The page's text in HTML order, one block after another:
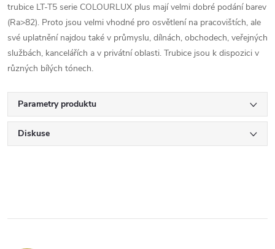
trubice LT-T5 serie COLOURLUX plus mají velmi dobré podání barev
(Ra>82). Proto jsou velmi vhodné pro osvětlení na pracovištích, ale
své uplatnění najdou také v průmyslu, dílnách, obchodech, veřejných
službách, kancelářích a v privátní oblasti. Trubice jsou k dispozici v
různých bílých tónech.
Parametry produktu
Diskuse